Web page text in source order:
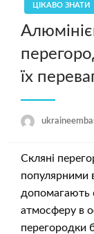
ЦІКАВО ЗНАТИ
їх
Скляні
популярними
допомагають
атмосферу в
перегородки